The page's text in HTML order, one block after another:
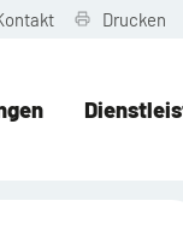
Drucken